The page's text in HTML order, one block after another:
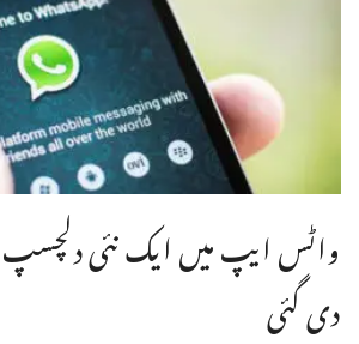
واٹس ایپ میں ایک نئی
دی گئی